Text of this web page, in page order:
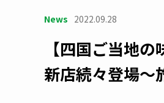
News 2022.09.28
【四国ご当地
新店続々登場～